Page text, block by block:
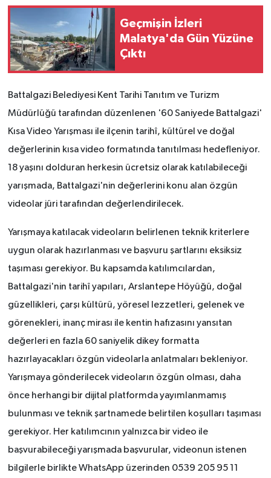
Geçmişin İzleri
Malatya'da Gün Yüzüne
Çıktı
Battalgazi Belediyesi Kent Tarihi Tanıtım ve Turizm
Müdürlüğü tarafından düzenlenen '60 Saniyede Battalgazi'
Kısa Video Yarışması ile ilçenin tarihî, kültürel ve doğal
değerlerinin kısa video formatında tanıtılması hedefleniyor.
18 yaşını dolduran herkesin ücretsiz olarak katılabileceği
yarışmada, Battalgazi'nin değerlerini konu alan özgün
videolar jüri tarafından değerlendirilecek.
Yarışmaya katılacak videoların belirlenen teknik kriterlere
uygun olarak hazırlanması ve başvuru şartlarını eksiksiz
taşıması gerekiyor. Bu kapsamda katılımcılardan,
Battalgazi'nin tarihî yapıları, Arslantepe Höyüğü, doğal
güzellikleri, çarşı kültürü, yöresel lezzetleri, gelenek ve
görenekleri, inanç mirası ile kentin hafızasını yansıtan
değerleri en fazla 60 saniyelik dikey formatta
hazırlayacakları özgün videolarla anlatmaları bekleniyor.
Yarışmaya gönderilecek videoların özgün olması, daha
önce herhangi bir dijital platformda yayımlanmamış
bulunması ve teknik şartnamede belirtilen koşulları taşıması
gerekiyor. Her katılımcının yalnızca bir video ile
başvurabileceği yarışmada başvurular, videonun istenen
bilgilerle birlikte WhatsApp üzerinden 0539 205 95 11